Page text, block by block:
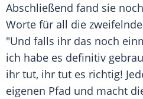
Abschließend fand sie
Worte für all die
"Und falls ihr das noch
ich habe es definitiv
ihr tut, ihr tut es richtig!
eigenen Pfad und macht